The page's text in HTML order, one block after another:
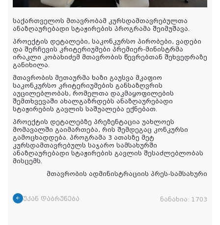
საქართველოს მთავრობამ კურსდამთავრებულთა
ანაზღაურებადი სტაჟირების პროგრამა შეიმუშავა.
პროექტის დეტალები, საკონკურსო პირობები, ვადები
და შერჩევის კრიტერიუმები პრემიერ-მინისტრმა
ირაკლი კობახიძემ მთავრობის წევრებთან შეხვედრაზე
განიხილა.
მთავრობის მეთაურმა ხაზი გაუსვა მკაფიო
საკონკურსო კრიტერიუმების განსაზღვრის
აუცილებლობას, რომელთა დაკმაყოფილების
შემთხვევაში ახალგაზრდებს ანაზღაურებადი
სტაჟირების გავლის საშუალება ექნებათ.
პროექტის დეტალებზე პრეზენტაცია უახლოეს
მომავალში გაიმართება, რის შემდეგაც კონკურსი
გამოცხადდება. პროგრამა 3 ათასზე მეტ
კურსდამთავრებულს საჯარო სამსახურში
ანაზღაურებადი სტაჟირების გავლის შესაძლებლობას
მისცემს.
მთავრობის ადმინისტრაციის პრეს-სამსახური
უკან დაბრუნება ნანახია: 1703